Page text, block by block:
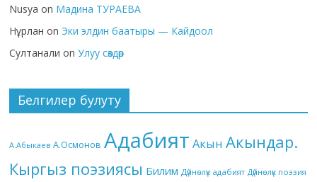
Nusya on Мадина ТУРАЕВА
Нұрлан on Эки элдин баатыры — Кайдоол
Султанали onУлуу сөздөр
Белгилер булуту
А.Абыкаев А.Осмонов Адабият Акын Акындар.
Кыргыз поэзиясы Билим Дүйнөлүк адабият Дүйнөлүк поэзия